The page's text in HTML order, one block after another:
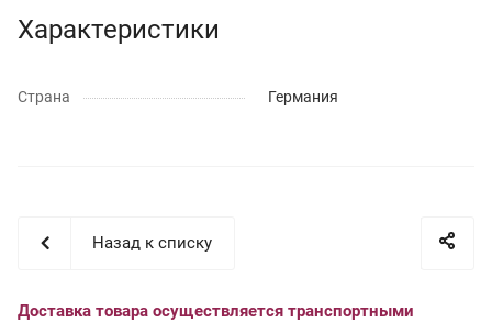
Характеристики
Страна Германия
Назад к списку
Доставка товара осуществляется транспортными